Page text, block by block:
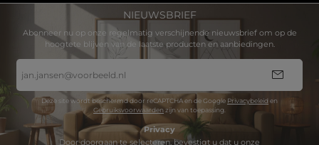
NIEUWSBRIEF
Abonneer nu op onze regelmatig verschijnende nieuwsbrief om op de
hoogtete blijven van de laatste producten en aanbiedingen.
mailadres
*
Deze site wordt beschermd door reCAPTCHA en de Google Privacybeleid en
Gebruiksvoorwaarden zijn van toepassing.
Privacy